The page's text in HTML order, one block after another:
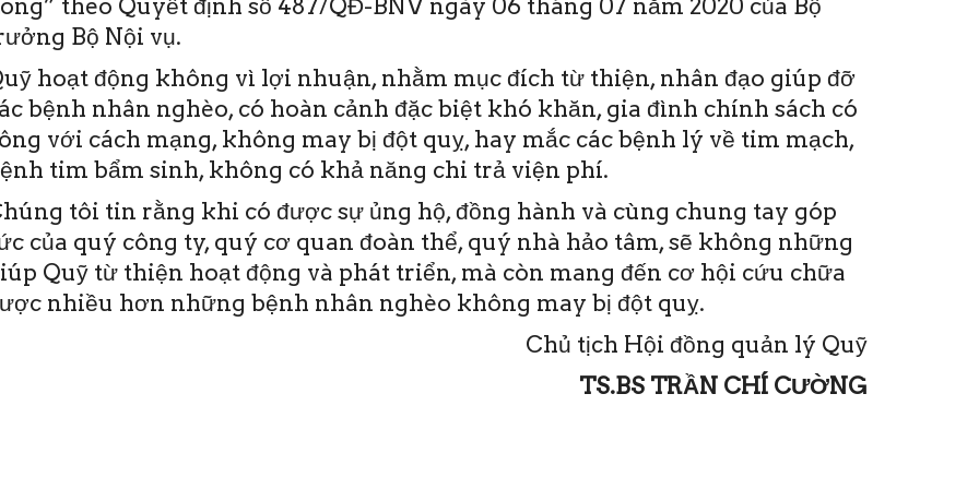
theo Quyết định số 487/QĐ-BNV ngày 06 tháng 07 năm 2020 của Bộ
Bộ Nội vụ.
hoạt động không vì lợi nhuận, nhằm mục đích từ thiện, nhân đạo giúp đỡ
bệnh nhân nghèo, có hoàn cảnh đặc biệt khó khăn, gia đình chính sách có
với cách mạng, không may bị đột quỵ, hay mắc các bệnh lý về tim mạch,
tim bẩm sinh, không có khả năng chi trả viện phí.
tôi tin rằng khi có được sự ủng hộ, đồng hành và cùng chung tay góp
của quý công ty, quý cơ quan đoàn thể, quý nhà hảo tâm, sẽ không những
Quỹ từ thiện hoạt động và phát triển, mà còn mang đến cơ hội cứu chữa
nhiều hơn những bệnh nhân nghèo không may bị đột quỵ.
Chủ tịch Hội đồng quản lý Quỹ
TS.BS TRẦN CHÍ CƯỜNG